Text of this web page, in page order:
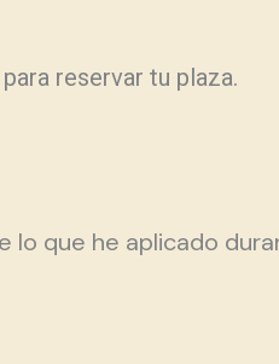
reservar tu plaza.
que he aplicado